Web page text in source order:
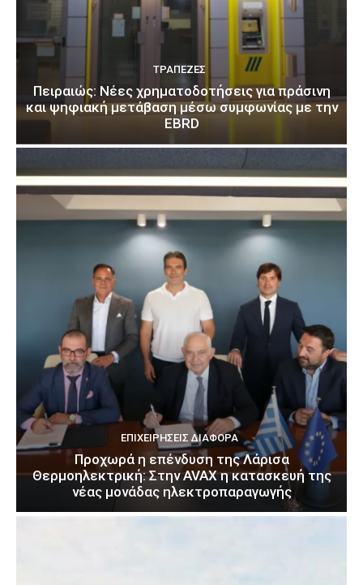
ΤΡΆΠΕΖΕΣ
Πειραιώς: Νέες χρηματοδοτήσεις για πράσινη
και ψηφιακή μετάβαση μέσω συμφωνίας με την
EBRD
ΕΠΙΧΕΙΡΉΣΕΙΣ ΔΙΆΦΟΡΑ
Προχωρά η επένδυση της Λάρισα
Θερμοηλεκτρική: Στην AVAX η κατασκευή της
νέας μονάδας ηλεκτροπαραγωγής